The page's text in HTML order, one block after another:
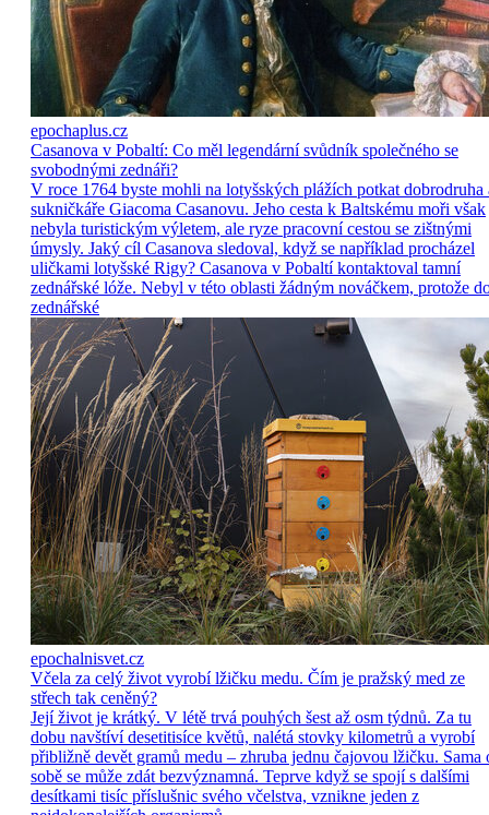
epochaplus.cz
Casanova v Pobaltí: Co měl legendární svůdník společného se
svobodnými zednáři?
V roce 1764 byste mohli na lotyšských plážích potkat dobrodruha
sukničkáře Giacoma Casanovu. Jeho cesta k Baltskému moři však
nebyla turistickým výletem, ale ryze pracovní cestou se zištnými
úmysly. Jaký cíl Casanova sledoval, když se například procházel
uličkami lotyšské Rigy? Casanova v Pobaltí kontaktoval tamní
zednářské lóže. Nebyl v této oblasti žádným nováčkem, protože
zednářské
epochalnisvet.cz
Včela za celý život vyrobí lžičku medu. Čím je pražský med ze
střech tak ceněný?
Její život je krátký. V létě trvá pouhých šest až osm týdnů. Za tu
dobu navštíví desetitisíce květů, nalétá stovky kilometrů a vyrobí
přibližně devět gramů medu – zhruba jednu čajovou lžičku. Sama
sobě se může zdát bezvýznamná. Teprve když se spojí s dalšími
desítkami tisíc příslušnic svého včelstva, vznikne jeden z